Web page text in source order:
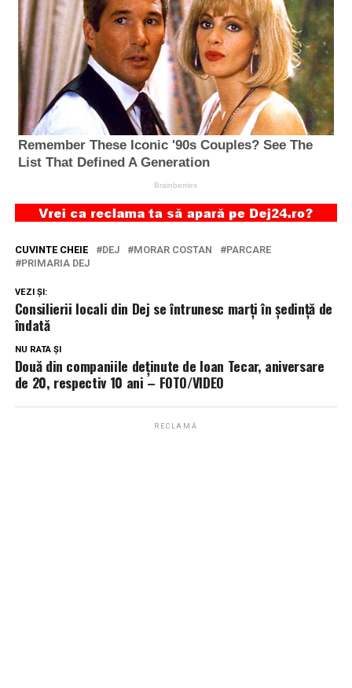
CUVINTE CHEIE DEJ MORAR COSTAN
PARCARE
PRIMARIA DEJ
VEZI ȘI:
Consilierii locali din Dej se întrunesc marți în ședință de
îndată
NU RATA ȘI
Două din companiile deținute de Ioan Tecar, aniversare
de 20, respectiv 10 ani – FOTO/VIDEO
RECLAMĂ